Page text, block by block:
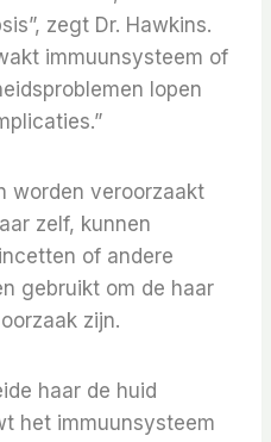
zegt Dr. Hawkins.
immuunsysteem of
lopen
worden veroorzaakt
zelf, kunnen
of andere
gebruikt om de haar
zijn.
haar de huid
het immuunsysteem